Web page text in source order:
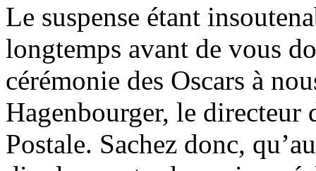
Le suspense étant
longtemps avant de vous
cérémonie des Oscars à
Hagenbourger, le directeur
Postale. Sachez donc,